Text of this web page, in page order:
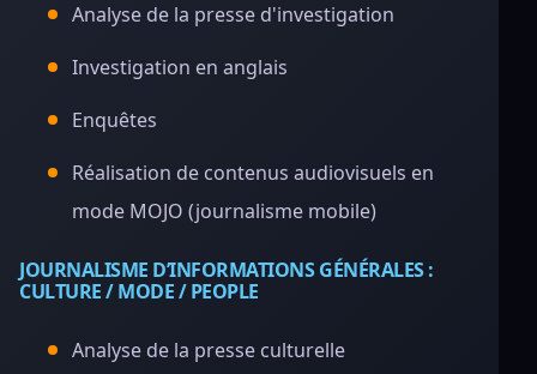
Analyse de la presse d'investigation
Investigation en anglais
Enquêtes
Réalisation de contenus audiovisuels en
mode MOJO (journalisme mobile)
JOURNALISME D’INFORMATIONS GÉNÉRALES :
CULTURE / MODE / PEOPLE
Analyse de la presse culturelle